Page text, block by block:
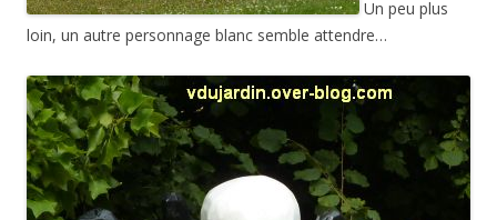
Un peu plus
loin, un autre personnage blanc semble attendre…